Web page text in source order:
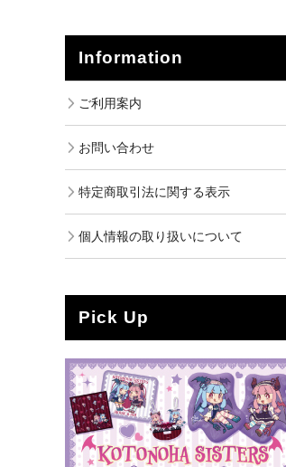
Information
ご利用案内
お問い合わせ
特定商取引法に関する表示
個人情報の取り扱いについて
Pick Up